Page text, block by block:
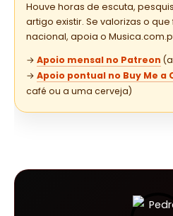
Houve horas de escuta,
artigo existir. Se valorizas o
nacional, apoia o
→ Apoio mensal no Patreon
→ Apoio pontual no Buy Me a
café ou a uma cerveja)